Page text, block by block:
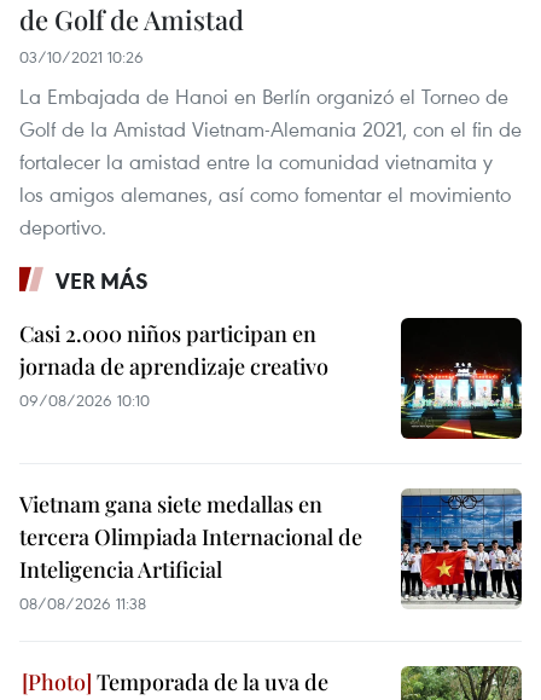
de Golf de Amistad
03/10/2021 10:26
La Embajada de Hanoi en Berlín organizó el Torneo de
Golf de la Amistad Vietnam-Alemania 2021, con el fin de
fortalecer la amistad entre la comunidad vietnamita y
los amigos alemanes, así como fomentar el movimiento
deportivo.
VER MÁS
Casi 2.000 niños participan en
jornada de aprendizaje creativo
09/08/2026 10:10
Vietnam gana siete medallas en
tercera Olimpiada Internacional de
Inteligencia Artificial
08/08/2026 11:38
Temporada de la uva de